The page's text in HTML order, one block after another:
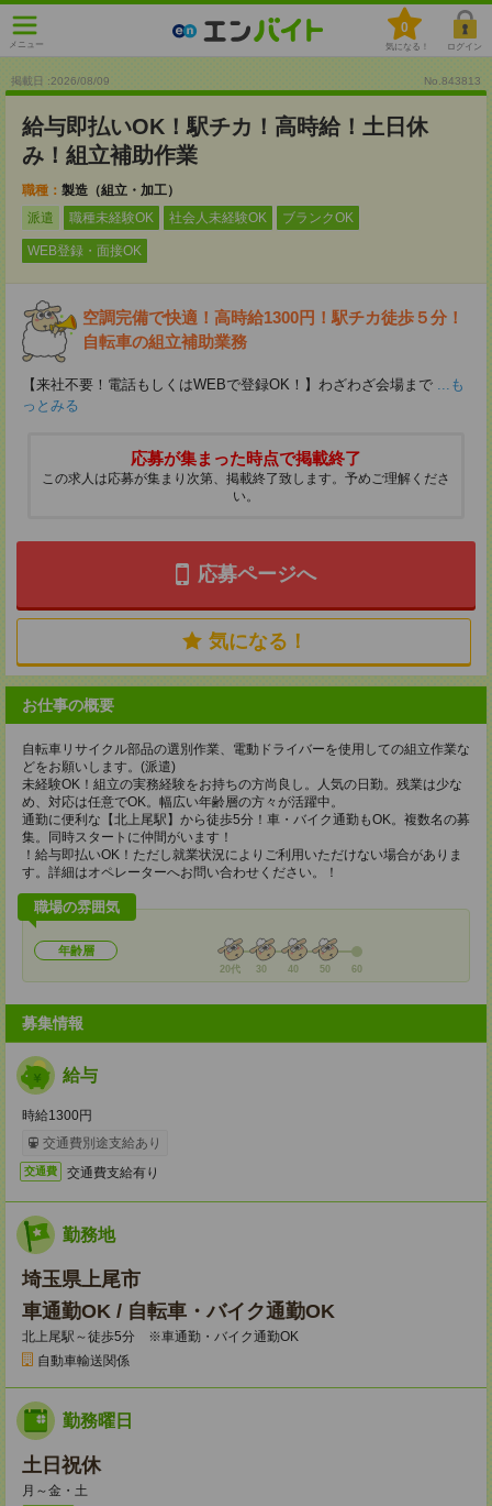
メニュー
0
気になる！ ログイン
掲載日 :2026/08/09 No.843813
給与即払いOK！駅チカ！高時給！土日休
み！組立補助作業
職種： 製造（組立・加工）
派遣
職種未経験OK 社会人未経験OK ブランクOK
WEB登録・面接OK
空調完備で快適！高時給1300円！駅チカ徒歩５分！
自転車の組立補助業務
【来社不要！電話もしくはWEBで登録OK！】わざわざ会場まで ...も
っとみる
応募が集まった時点で掲載終了
この求人は応募が集まり次第、掲載終了致します。予めご理解くださ
い。
応募ページへ
気になる！
お仕事の概要
自転車リサイクル部品の選別作業、電動ドライバーを使用しての組立作業な
どをお願いします。(派遣)
未経験OK！組立の実務経験をお持ちの方尚良し。人気の日勤。残業は少な
め、対応は任意でOK。幅広い年齢層の方々が活躍中。
通勤に便利な【北上尾駅】から徒歩5分！車・バイク通勤もOK。複数名の募
集。同時スタートに仲間がいます！
！給与即払いOK！ただし就業状況によりご利用いただけない場合がありま
す。詳細はオペレーターへお問い合わせください。！
職場の雰囲気
年齢層
20代 30 40 50 60
募集情報
給与
時給1300円
交通費別途支給あり
交通費 交通費支給有り
勤務地
埼玉県上尾市
車通勤OK / 自転車・バイク通勤OK
北上尾駅～徒歩5分 ※車通勤・バイク通勤OK
自動車輸送関係
勤務曜日
土日祝休
月～金・土